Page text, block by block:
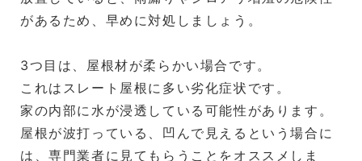
があるため、早めに対処しましょう。
3つ目は、屋根材が柔らかい場合です。
これはスレート屋根に多い劣化症状です。
家の内部に水が浸透している可能性があります。
屋根が波打っている、凹んで見えるという場合に
は、専門業者に見てもらうことをオススメしま